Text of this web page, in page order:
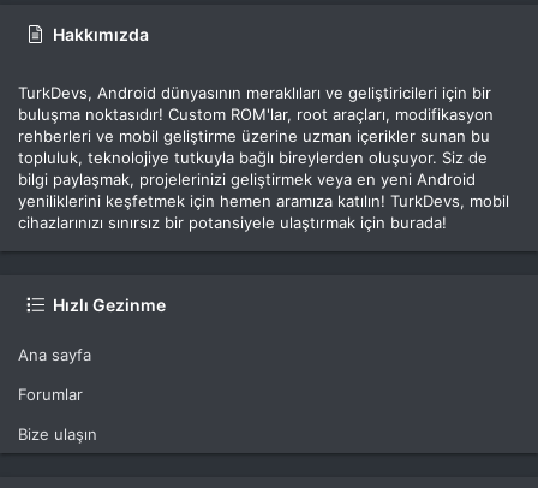
Hakkımızda
TurkDevs, Android dünyasının meraklıları ve geliştiricileri için bir
buluşma noktasıdır! Custom ROM'lar, root araçları, modifikasyon
rehberleri ve mobil geliştirme üzerine uzman içerikler sunan bu
topluluk, teknolojiye tutkuyla bağlı bireylerden oluşuyor. Siz de
bilgi paylaşmak, projelerinizi geliştirmek veya en yeni Android
yeniliklerini keşfetmek için hemen aramıza katılın! TurkDevs, mobil
cihazlarınızı sınırsız bir potansiyele ulaştırmak için burada!
Hızlı Gezinme
Ana sayfa
Forumlar
Bize ulaşın